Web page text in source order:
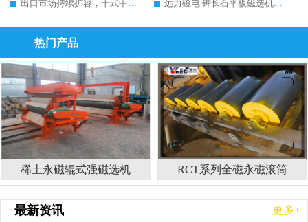
出口市场持续扩容，干式中强磁磁选机价格如何演变？远力磁电预判前景
远力磁电|钾长石平板磁选机磁块安装方法、市场行情与深度选型全解析
热门产品
式强磁选机 RCT系列全磁永磁滚筒 河沙磁
最新资讯 更多+